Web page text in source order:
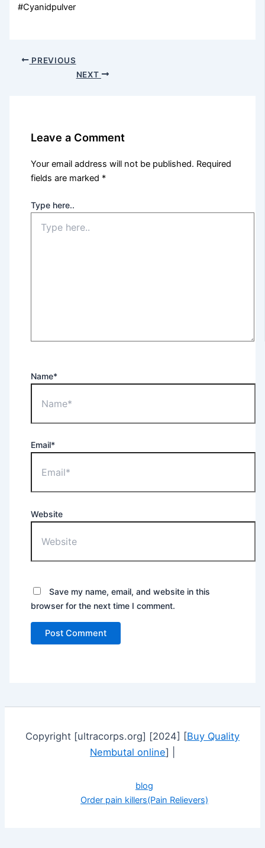
#Cyanidpulver
PREVIOUS
NEXT
Leave a Comment
Your email address will not be published. Required
fields are marked *
Type here..
Name*
Email*
Website
Save my name, email, and website in this
browser for the next time I comment.
Copyright [ultracorps.org] [2024] [Buy Quality
Nembutal online] |
blog
Order pain killers(Pain Relievers)